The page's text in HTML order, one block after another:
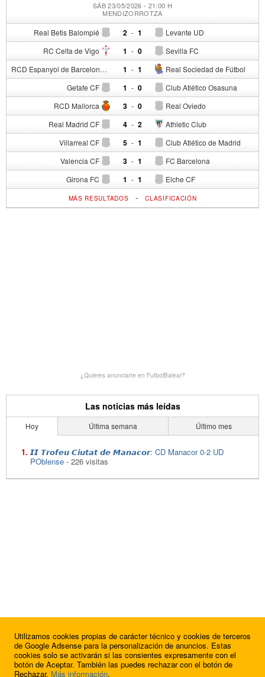
SÁB 23/05/2026 - 21:00 H
MENDIZORROTZA
Real Betis Balompié 2 - Levante UD
1
RC Celta de Vigo 1 - Sevilla FC
0
RCD Espanyol de Barcelona 1 - Real Sociedad de Fútbol
1
Getafe CF 1 - Club Atlético Osasuna
0
RCD Mallorca 3 - Real Oviedo
0
Real Madrid CF 4 - Athletic Club
2
Villarreal CF 5 - Club Atlético de Madrid
1
Valencia CF 3 - FC Barcelona
1
Girona FC 1 - Elche CF
1
MÁS RESULTADOS -CLASIFICACIÓN
¿Quieres anunciarte en FutbolBalear?
Las noticias más leídas
Hoy Última semana Último mes
𝙄𝙄 𝙏𝙧𝙤𝙛𝙚𝙪 𝘾𝙞𝙪𝙩𝙖𝙩 𝙙𝙚 𝙈𝙖𝙣𝙖𝙘𝙤𝙧: CD Manacor 0-2 UD
POblense - 226 visitas
Utilizamos cookies propias de carácter técnico y cookies de terceros
de Google Adsense para la personalización de anuncios. Estas
cookies solo se activarán si las consientes expresamente con el
botón de Aceptar. También las puedes rechazar con el botón de
Rechazar. Más información.